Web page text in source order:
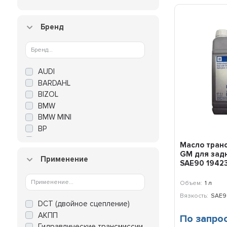
Бренд
AUDI
BARDAHL
BIZOL
BMW
BMW MINI
BP
CHRYSLER
COMMA
CWORKS
DODGE
DRAGON
Применение
DCT (двойное сцепление)
АКПП
Масло
GM для
SAE90
Объем: 1 л
Вязкость:
По